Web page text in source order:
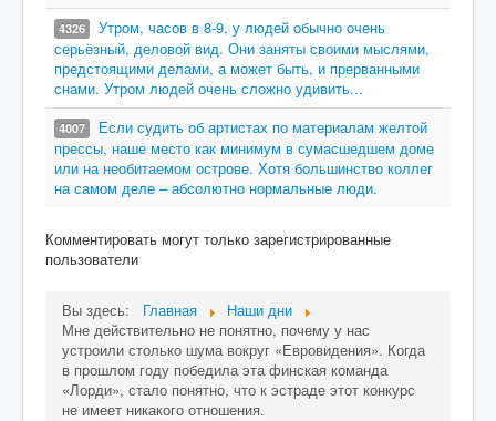
4326
Утром, часов в 8-9, у людей обычно очень
серьёзный, деловой вид. Они заняты своими мыслями,
предстоящими делами, а может быть, и прерванными
снами. Утром людей очень сложно удивить...
4007
Если судить об артистах по материалам желтой
прессы, наше место как минимум в сумасшедшем доме
или на необитаемом острове. Хотя большинство коллег
на самом деле – абсолютно нормальные люди.
Комментировать могут только зарегистрированные
пользователи
Вы здесь: Главная
Наши дни
Мне действительно не понятно, почему у нас
устроили столько шума вокруг «Евровидения». Когда
в прошлом году победила эта финская команда
«Лорди», стало понятно, что к эстраде этот конкурс
не имеет никакого отношения.